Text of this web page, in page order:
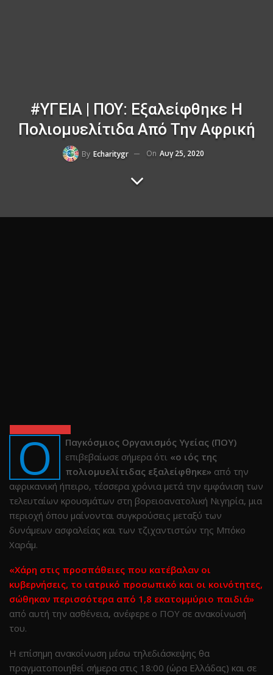
#ΥΓΕΙΑ | ΠΟΥ: Εξαλείφθηκε Η
Πολιομυελίτιδα Από Την Αφρική
By Echaritygr On Αυγ 25, 2020
Ο
Παγκόσμιος Οργανισμός Υγείας (ΠΟΥ)
επιβεβαίωσε σήμερα ότι «ο ιός της
πολιομυελίτιδας εξαλείφθηκε» από την
αφρικανική ήπειρο, τέσσερα χρόνια μετά την εμφάνιση των
τελευταίων κρουσμάτων στη βορειοανατολική Νιγηρία, μια
περιοχή όπου μαίνονται συγκρούσεις μεταξύ των
δυνάμεων ασφαλείας και των τζιχαντιστών της Μπόκο
Χαράμ.
«Χάρη στις προσπάθειες που κατέβαλαν οι
κυβερνήσεις, το ιατρικό προσωπικό και οι κοινότητες,
σώθηκαν περισσότερα από 1,8 εκατομμύριο παιδιά»
από αυτή την ασθένεια, ανέφερε ο ΠΟΥ σε ανακοίνωσή
του.
Η επίσημη ανακοίνωση μέσω τηλεδιάσκεψης θα
πραγματοποιηθεί σήμερα στις 18:00 (ώρα Ελλάδας) και σε